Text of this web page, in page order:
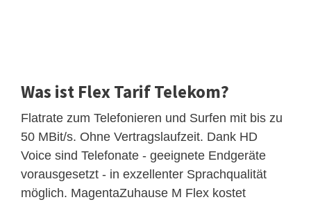
Was ist Flex Tarif Telekom?
Flatrate zum Telefonieren und Surfen mit bis zu
50 MBit/s. Ohne Vertragslaufzeit. Dank HD
Voice sind Telefonate - geeignete Endgeräte
vorausgesetzt - in exzellenter Sprachqualität
möglich. MagentaZuhause M Flex kostet